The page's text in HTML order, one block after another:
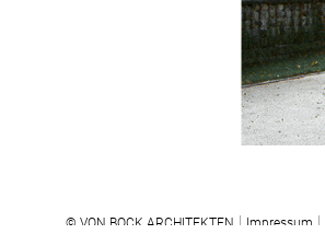
© VON BOCK ARCHITEKTEN Impressum